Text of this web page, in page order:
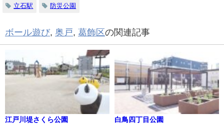
立石駅 防災公園
ボール遊び, 奥戸, 葛飾区の関連記事
江戸川堤さくら公園 白鳥四丁目公園